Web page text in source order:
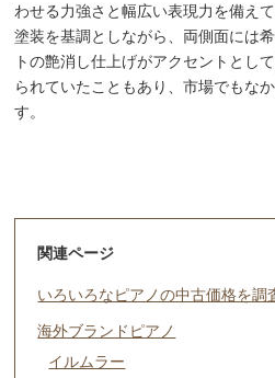
わせる力強さと幅広い表現力を備え
塗装を基調としながら、両側面には
トの艶消し仕上げがアクセントとし
られていたこともあり、市場でもな
す。
関連ページ
いろいろなピアノの中古価格を調
海外ブランドピアノ
イルムラー